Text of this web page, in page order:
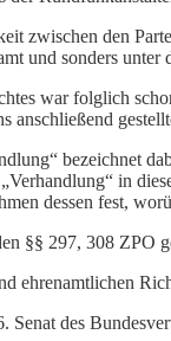
zwischen den
und sonders
war folglich
anschließend
bezeichnet
in
dessen fest,
§§ 297, 308
ehrenamtlichen
Senat des